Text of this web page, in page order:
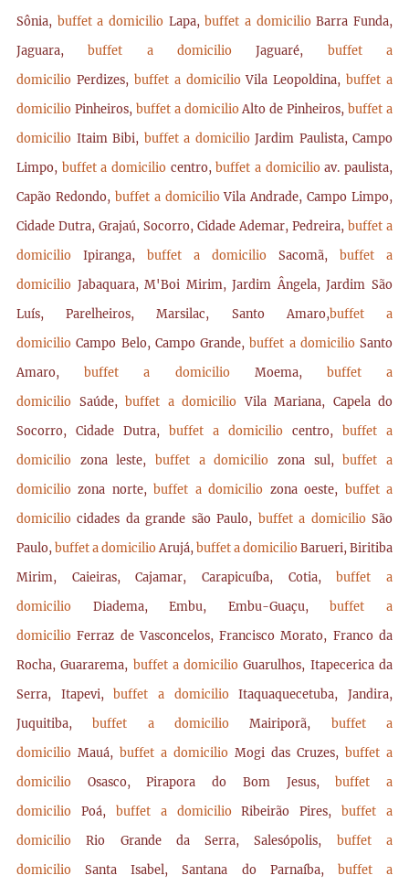
Sônia, buffet a domicilio Lapa,buffet a domicilioBarra Funda,
Jaguara,buffet a domicilioJaguaré, buffet a
domicilio Perdizes, buffet a domicilioVila Leopoldina,buffet a
domicilio Pinheiros, buffet a domicilioAlto de Pinheiros,buffet a
domicilio Itaim Bibi, buffet a domicilio Jardim Paulista, Campo
Limpo, buffet a domicilio centro,buffet a domicilioav. paulista,
Capão Redondo, buffet a domicilioVila Andrade, Campo Limpo,
Cidade Dutra, Grajaú, Socorro, Cidade Ademar, Pedreira, buffet a
domicilio Ipiranga, buffet a domicilio Sacomã, buffet a
domicilio Jabaquara, M'Boi Mirim, Jardim Ângela, Jardim São
Luís, Parelheiros, Marsilac, Santo Amaro,buffet a
domicilioCampo Belo, Campo Grande,buffet a domicilio Santo
Amaro,buffet a domicilio Moema, buffet a
domicilio Saúde, buffet a domicilioVila Mariana, Capela do
Socorro, Cidade Dutra, buffet a domicilio centro, buffet a
domicilio zona leste,buffet a domiciliozona sul,buffet a
domiciliozona norte,buffet a domicilio zona oeste, buffet a
domiciliocidades da grande são Paulo, buffet a domicilioSão
Paulo, buffet a domicilioArujá, buffet a domicilioBarueri, Biritiba
Mirim, Caieiras, Cajamar, Carapicuíba, Cotia,buffet a
domicilio Diadema, Embu, Embu-Guaçu,buffet a
domicilioFerraz de Vasconcelos, Francisco Morato, Franco da
Rocha, Guararema, buffet a domicilioGuarulhos, Itapecerica da
Serra, Itapevi,buffet a domicilioItaquaquecetuba, Jandira,
Juquitiba,buffet a domicilioMairiporã, buffet a
domicilio Mauá, buffet a domicilio Mogi das Cruzes, buffet a
domicilio Osasco, Pirapora do Bom Jesus,buffet a
domicilio Poá, buffet a domicilioRibeirão Pires,buffet a
domicilioRio Grande da Serra, Salesópolis, buffet a
domicilioSanta Isabel, Santana do Parnaíba, buffet a